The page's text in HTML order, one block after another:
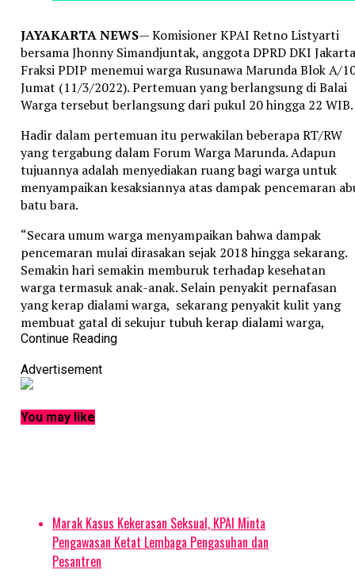
JAYAKARTA NEWS— Komisioner KPAI Retno Listyarti
bersama Jhonny Simandjuntak, anggota DPRD DKI Jakarta
Fraksi PDIP menemui warga Rusunawa Marunda Blok A/
Jumat (11/3/2022). Pertemuan yang berlangsung di Balai
Warga tersebut berlangsung dari pukul 20 hingga 22 WIB.
Hadir dalam pertemuan itu perwakilan beberapa RT/RW
yang tergabung dalam Forum Warga Marunda. Adapun
tujuannya adalah menyediakan ruang bagi warga untuk
menyampaikan kesaksiannya atas dampak pencemaran
batu bara.
“Secara umum warga menyampaikan bahwa dampak
pencemaran mulai dirasakan sejak 2018 hingga sekarang.
Semakin hari semakin memburuk terhadap kesehatan
warga termasuk anak-anak. Selain penyakit pernafasan
yang kerap dialami warga, sekarang penyakit kulit yang
membuat gatal di sekujur tubuh kerap dialami warga,
bahkan anak-anak kerap terbangun di malam hari karena
lewat siaran pers Sabtu (12/3/2022).
Dasar (SD) menceritakan bahwa mereka sekeluarga
Dampak abu batu bara pada anak-anak di Rusun
Marunda/sumber foto: KPAI
Saat pertemuan, salah satu anak dibawa serta dan si anak
Continue Reading
Advertisement
You may like
Marak Kasus Kekerasan Seksual, KPAI Minta
Pengawasan Ketat Lembaga Pengasuhan dan
Pesantren